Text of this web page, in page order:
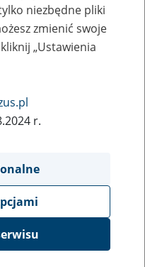
niezbędne pliki
zmienić swoje
„Ustawienia
r.